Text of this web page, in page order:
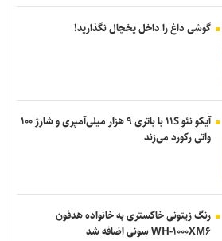
گوشی داغ را داخل یخچال نگذارید!
آیکو نئو ۱۱S با باتری ۹ هزار میلی‌آمپری و شارژ ۱۰۰
واتی رکورد می‌زند
رنگ زیتونی خاکستری به خانواده هدفون
WH-۱۰۰۰XM۶ سونی اضافه شد